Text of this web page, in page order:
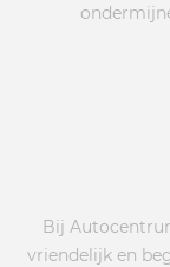
Bij
vriendelijk en